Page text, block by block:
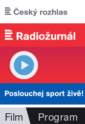
Přejít k hlavnímu obsahu
Film Program